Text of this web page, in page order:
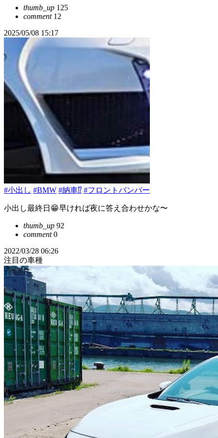
thumb_up 125
comment12
2025/05/08 15:17
#小出し #BMW #納車⁉️ #フロントバンパー
小出し最終日😁早ければ夜に答え合わせかな〜
thumb_up 92
comment0
2022/03/28 06:26
注目の車種